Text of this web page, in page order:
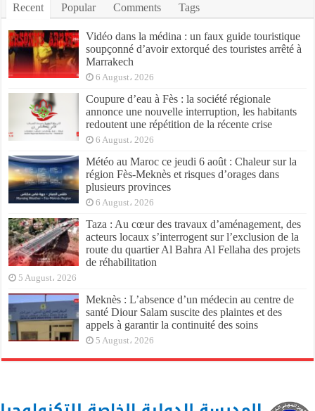
Recent Popular Comments Tags
Vidéo dans la médina : un faux guide touristique
soupçonné d’avoir extorqué des touristes arrêté à
Marrakech
6 August، 2026
Coupure d’eau à Fès : la société régionale
annonce une nouvelle interruption, les habitants
redoutent une répétition de la récente crise
6 August، 2026
Météo au Maroc ce jeudi 6 août : Chaleur sur la
région Fès-Meknès et risques d’orages dans
plusieurs provinces
6 August، 2026
Taza : Au cœur des travaux d’aménagement, des
acteurs locaux s’interrogent sur l’exclusion de la
route du quartier Al Bahra Al Fellaha des projets
de réhabilitation
5 August، 2026
Meknès : L’absence d’un médecin au centre de
santé Diour Salam suscite des plaintes et des
appels à garantir la continuité des soins
5 August، 2026